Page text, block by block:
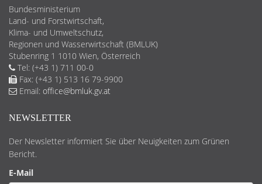
Bundesministerium
Land- und Forstwirtschaft,
Klima- und Umweltschutz,
Regionen und Wasserwirtschaft (BMLUK)
Stubenring 1 1010 Wien, Österreich
Tel: (+43 1) 711 00-0
Fax: (+43 1) 513 16 79-9900
Email: office@bmluk.gv.at
NEWSLETTER
Der Newsletter informiert Sie über Neuigkeiten zum Grünen
Bericht.
E-Mail